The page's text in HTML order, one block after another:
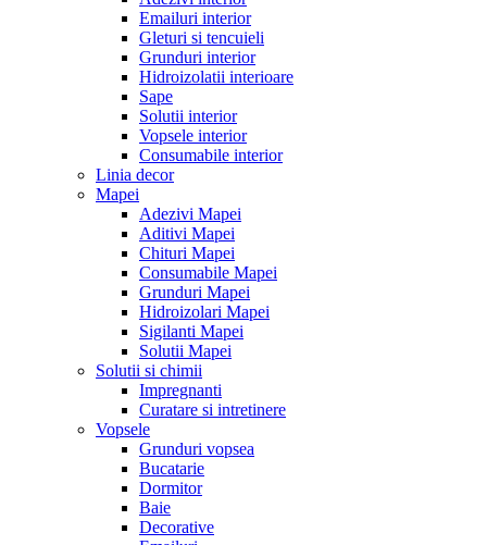
Emailuri interior
Gleturi si tencuieli
Grunduri interior
Hidroizolatii interioare
Sape
Solutii interior
Vopsele interior
Consumabile interior
Linia decor
Mapei
Adezivi Mapei
Aditivi Mapei
Chituri Mapei
Consumabile Mapei
Grunduri Mapei
Hidroizolari Mapei
Sigilanti Mapei
Solutii Mapei
Solutii si chimii
Impregnanti
Curatare si intretinere
Vopsele
Grunduri vopsea
Bucatarie
Dormitor
Baie
Decorative